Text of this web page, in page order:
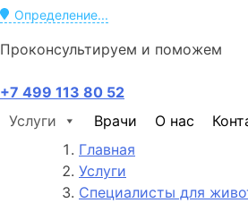
Определение...
Проконсультируем и поможем
+7 499 113 80 52
Услуги
Врачи О нас
Главная
Услуги
Специалисты для